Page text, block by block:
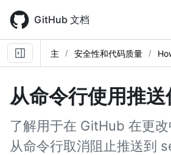
main
content
GitHub 文档
主 安全性和代码质量
从命令行使用推送
了解用于在 GitHub 在更
从命令行取消阻止推送到